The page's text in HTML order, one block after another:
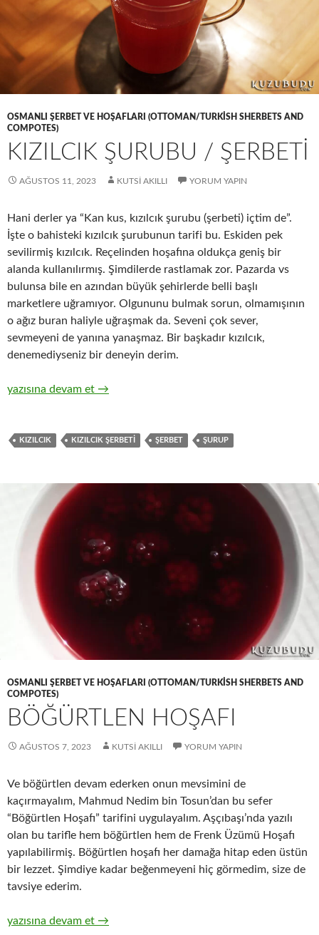
OSMANLI ŞERBET VE HOŞAFLARI (OTTOMAN/TURKISH SHERBETS AND
COMPOTES)
KIZILCIK ŞURUBU / ŞERBETI
AĞUSTOS 11, 2023 KUTSI AKILLI YORUM YAPIN
Hani derler ya “Kan kus, kızılcık şurubu (şerbeti) içtim de”.
İşte o bahisteki kızılcık şurubunun tarifi bu. Eskiden pek
sevilirmiş kızılcık. Reçelinden hoşafına oldukça geniş bir
alanda kullanılırmış. Şimdilerde rastlamak zor. Pazarda vs
bulunsa bile en azından büyük şehirlerde belli başlı
marketlere uğramıyor. Olgununu bulmak sorun, olmamışının
o ağız buran haliyle uğraşmak da. Seveni çok sever,
sevmeyeni de yanına yanaşmaz. Bir başkadır kızılcık,
denemediyseniz bir deneyin derim.
Kızılcık Şurubu / Şerbeti
yazısına devam et →
KIZILCIK KIZILCIK ŞERBETI ŞERBET ŞURUP
OSMANLI ŞERBET VE HOŞAFLARI (OTTOMAN/TURKISH SHERBETS AND
COMPOTES)
BÖĞÜRTLEN HOŞAFI
AĞUSTOS 7, 2023 KUTSI AKILLI YORUM YAPIN
Ve böğürtlen devam ederken onun mevsimini de
kaçırmayalım, Mahmud Nedim bin Tosun’dan bu sefer
“Böğürtlen Hoşafı” tarifini uygulayalım. Aşçıbaşı’nda yazılı
olan bu tarifle hem böğürtlen hem de Frenk Üzümü Hoşafı
yapılabilirmiş. Böğürtlen hoşafı her damağa hitap eden üstün
bir lezzet. Şimdiye kadar beğenmeyeni hiç görmedim, size de
tavsiye ederim.
Böğürtlen Hoşafı
yazısına devam et →